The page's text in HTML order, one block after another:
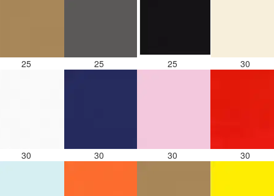
25 25 25 30
30 30 30 30